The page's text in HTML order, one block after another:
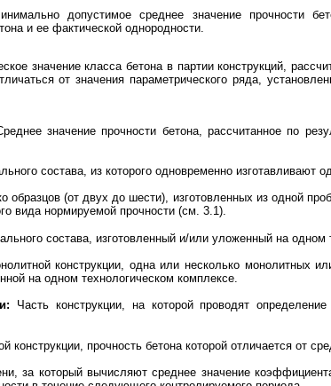
допустимое среднее значение прочности
и ее фактической однородности.
значение класса бетона в партии конструкций,
от значения параметрического ряда,
значение прочности бетона, рассчитанное по
состава, из которого одновременно изготавливают
образцов (от двух до шести), изготовленных из одной
вида нормируемой прочности (см. 3.1).
состава, изготовленный и/или уложенный на одном
конструкции, одна или несколько монолитных
на одном технологическом комплексе.
Часть конструкции, на которой проводят
конструкции, прочность бетона которой отличается от
за который вычисляют среднее значение